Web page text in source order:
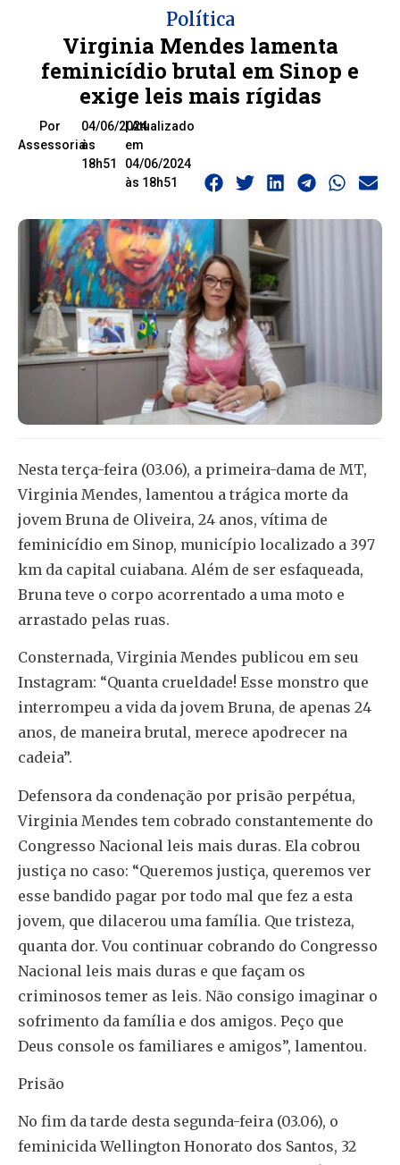
Política
Virginia Mendes lamenta
feminicídio brutal em Sinop e
exige leis mais rígidas
Por
Assessoria
04/06/2024
às
18h51
| Atualizado
em
04/06/2024
às 18h51
Nesta terça-feira (03.06), a primeira-dama de MT,
Virginia Mendes, lamentou a trágica morte da
jovem Bruna de Oliveira, 24 anos, vítima de
feminicídio em Sinop, município localizado a 397
km da capital cuiabana. Além de ser esfaqueada,
Bruna teve o corpo acorrentado a uma moto e
arrastado pelas ruas.
Consternada, Virginia Mendes publicou em seu
Instagram: “Quanta crueldade! Esse monstro que
interrompeu a vida da jovem Bruna, de apenas 24
anos, de maneira brutal, merece apodrecer na
cadeia”.
Defensora da condenação por prisão perpétua,
Virginia Mendes tem cobrado constantemente do
Congresso Nacional leis mais duras. Ela cobrou
justiça no caso: “Queremos justiça, queremos ver
esse bandido pagar por todo mal que fez a esta
jovem, que dilacerou uma família. Que tristeza,
quanta dor. Vou continuar cobrando do Congresso
Nacional leis mais duras e que façam os
criminosos temer as leis. Não consigo imaginar o
sofrimento da família e dos amigos. Peço que
Deus console os familiares e amigos”, lamentou.
Prisão
No fim da tarde desta segunda-feira (03.06), o
feminicida Wellington Honorato dos Santos, 32